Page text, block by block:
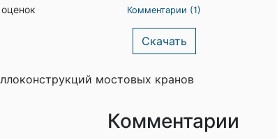
Комментарии (1)
Скачать
мостовых кранов
Комментарии